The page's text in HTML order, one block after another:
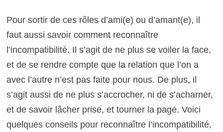
Pour sortir de ces rôles d’ami(e) ou d’amant(e), il
faut aussi savoir comment reconnaître
l’incompatibilité. Il s’agit de ne plus se voiler la face,
et de se rendre compte que la relation que l’on a
avec l’autre n’est pas faite pour nous. De plus, il
s’agit aussi de ne plus s’accrocher, ni de s’acharner,
et de savoir lâcher prise, et tourner la page. Voici
quelques conseils pour reconnaître l’incompatibilité,